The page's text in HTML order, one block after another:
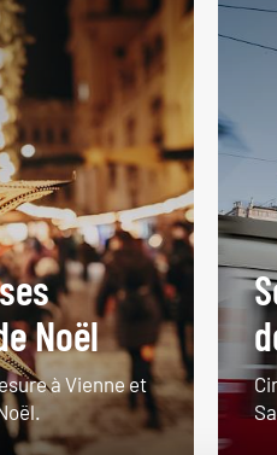
Noël
à Vienne et